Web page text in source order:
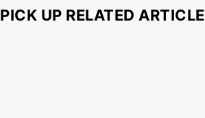
PICK UP RELATED ARTICLE